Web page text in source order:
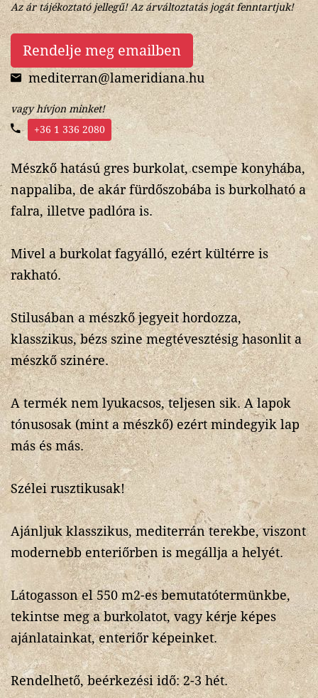
Az ár tájékoztató jellegű! Az árváltoztatás jogát fenntartjuk!
Rendelje meg emailben
mediterran@lameridiana.hu
vagy hívjon minket!
+36 1 336 2080
Mészkő hatású gres burkolat, csempe konyhába,
nappaliba, de akár fürdőszobába is burkolható a
falra, illetve padlóra is.
Mivel a burkolat fagyálló, ezért kültérre is
rakható.
Stilusában a mészkő jegyeit hordozza,
klasszikus, bézs szine megtévesztésig hasonlit a
mészkő szinére.
A termék nem lyukacsos, teljesen sik. A lapok
tónusosak (mint a mészkő) ezért mindegyik lap
más és más.
Szélei rusztikusak!
Ajánljuk klasszikus, mediterrán terekbe, viszont
modernebb enteriőrben is megállja a helyét.
Látogasson el 550 m2-es bemutatótermünkbe,
tekintse meg a burkolatot, vagy kérje képes
ajánlatainkat, enteriőr képeinket.
Rendelhető, beérkezési idő: 2-3 hét.